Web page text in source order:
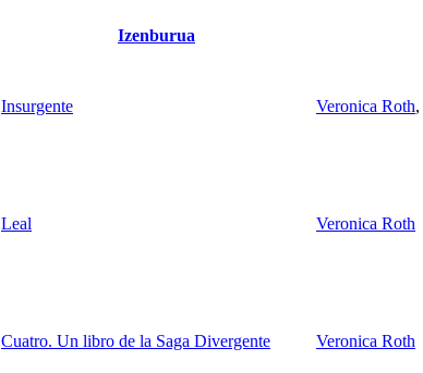
Izenburua
Insurgente Veronica Roth,
Leal Veronica Roth
Cuatro. Un libro de la Saga Divergente Veronica Roth